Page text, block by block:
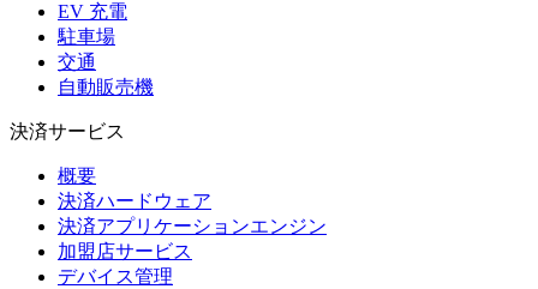
EV 充電
駐車場
交通
自動販売機
決済サービス
概要
決済ハードウェア
決済アプリケーションエンジン
加盟店サービス
デバイス管理